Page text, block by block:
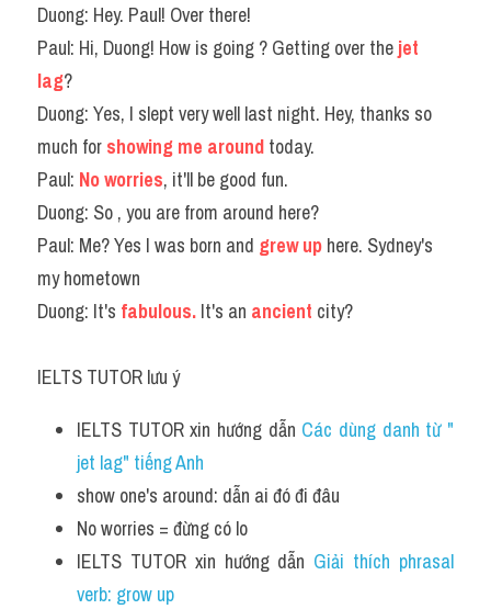
Reading
Vocabulary
Duong: Hey. Paul! Over there!
Paul: Hi, Duong! How is going ? Getting over the jet
lag?
Duong: Yes, I slept very well last night. Hey, thanks so
much for showing me around today.
Paul: No worries, it'll be good fun.
Duong: So , you are from around here?
Paul: Me? Yes I was born and grew up here. Sydney's
my hometown
Duong: It's fabulous. It's an ancient city?
IELTS TUTOR lưu ý
IELTS TUTOR xin hướng dẫn Các dùng danh từ "
jet lag" tiếng Anh
show one's around: dẫn ai đó đi đâu
No worries = đừng có lo
IELTS TUTOR xin hướng dẫn Giải thích phrasal
verb: grow up